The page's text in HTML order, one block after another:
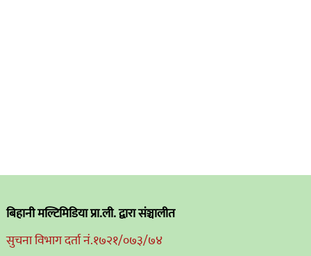
बिहानी मल्टिमिडिया प्रा.ली. द्वारा संञ्चालीत
सुचना विभाग दर्ता नं.१७२१/०७३/७४